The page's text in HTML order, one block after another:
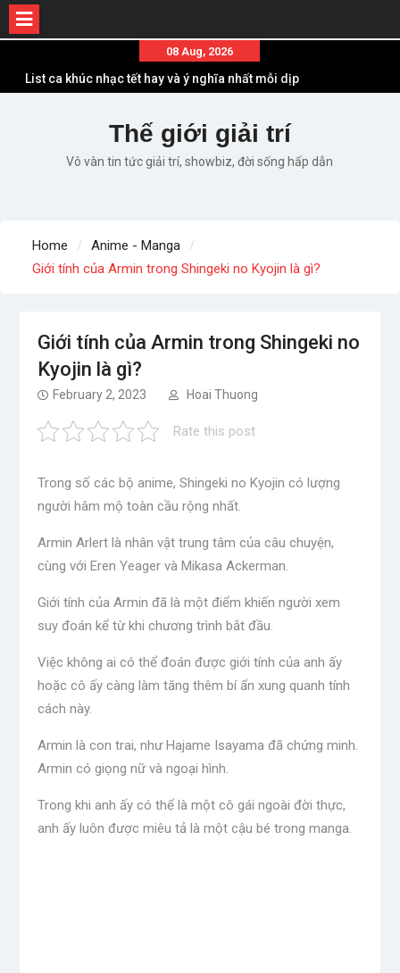
content
08 Aug, 2026
List ca khúc nhạc tết hay và ý nghĩa nhất mỗi dịp
xuân về
Em ơi lên phố – Minh Vương: Màn comeback
Những ca khúc nhạc xuân “sặc mùi” quảng cáo
nhưng vẫn ấn tượng
Lời bài hát Làm Gì Phải Hốt – Sản phẩm âm nhạc
Thế giới giải trí
Vô vàn tin tức giải trí, showbiz, đời sống hấp dẫn
Home
Anime - Manga
Giới tính của Armin trong Shingeki no Kyojin là gì?
Giới tính của Armin trong Shingeki no
Kyojin là gì?
February 2, 2023 Hoai Thuong
Rate this post
Trong số các bộ anime, Shingeki no Kyojin có lượng
người hâm mộ toàn cầu rộng nhất.
Armin Arlert là nhân vật trung tâm của câu chuyện,
cùng với Eren Yeager và Mikasa Ackerman.
Giới tính của Armin đã là một điểm khiến người xem
suy đoán kể từ khi chương trình bắt đầu.
Việc không ai có thể đoán được giới tính của anh ấy
hoặc cô ấy càng làm tăng thêm bí ẩn xung quanh tính
cách này.
Armin là con trai, như Hajame Isayama đã chứng minh.
Armin có giọng nữ và ngoại hình.
Trong khi anh ấy có thể là một cô gái ngoài đời thực,
anh ấy luôn được miêu tả là một cậu bé trong manga.